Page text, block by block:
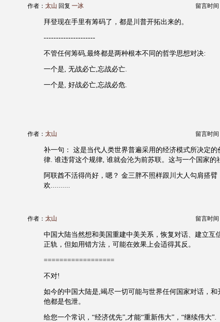
作者： 太山 回复 一冰 留言时间
拜登现在手里有筹码了，都是川普开拓出来的。
---------------------
不管任何筹码,最终都是两种根本不同的哲学思想对决:
一个是, 无战必亡,忘战必亡.
一个是, 好战必亡,忘战必危.
作者： 太山 留言时间
补一句： 这是当代人类世界普遍采用的经济模式所决定的
律. 谁违背这个规律, 谁就会沦为前苏联。这与一个国家的
阿联酋不活得尚好，嗯？ 金三胖不照样跟川大人勾肩搭
欢..........
作者： 太山 留言时间
中国大陆当然想和美国重建中美关系，恢复对话、建立互
正轨，但如用错方法，可能在效果上会适得其反。
==================
不对!
如今的中国大陆是,竭尽一切可能与世界任何国家对话，和
他都是包泄。
给您一个常识，“经济优先”,才能“重新伟大”，“继续伟大”.